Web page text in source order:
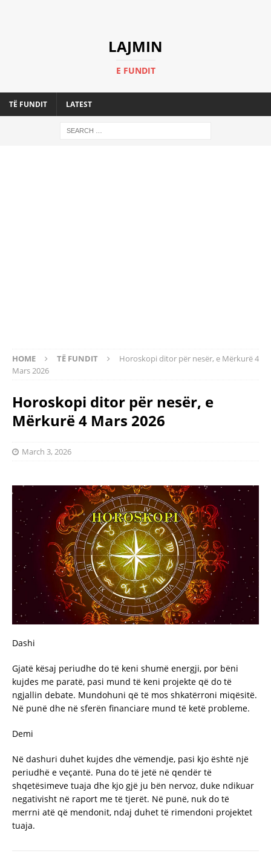
LAJMIN
E FUNDIT
TË FUNDIT LATEST
HOME TË FUNDIT
Horoskopi ditor për nesër, e Mërkurë 4
Mars 2026
Horoskopi ditor për nesër, e
Mërkurë 4 Mars 2026
March 3, 2026
Dashi
Gjatë kësaj periudhe do të keni shumë energji, por bëni
kujdes me paratë, pasi mund të keni projekte që do të
ngjallin debate. Mundohuni që të mos shkatërroni miqësitë.
Në punë dhe në sferën financiare mund të ketë probleme.
Demi
Në dashuri duhet kujdes dhe vëmendje, pasi kjo është një
periudhë e veçantë. Puna do të jetë në qendër të
shqetësimeve tuaja dhe kjo gjë ju bën nervoz, duke ndikuar
negativisht në raport me të tjerët. Në punë, nuk do të
merrni atë që mendonit, ndaj duhet të rimendoni projektet
tuaja.